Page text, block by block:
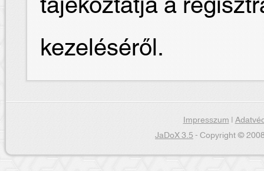
kezeléséről.
Impresszum|
JaDoX 3.5- Copyright ©